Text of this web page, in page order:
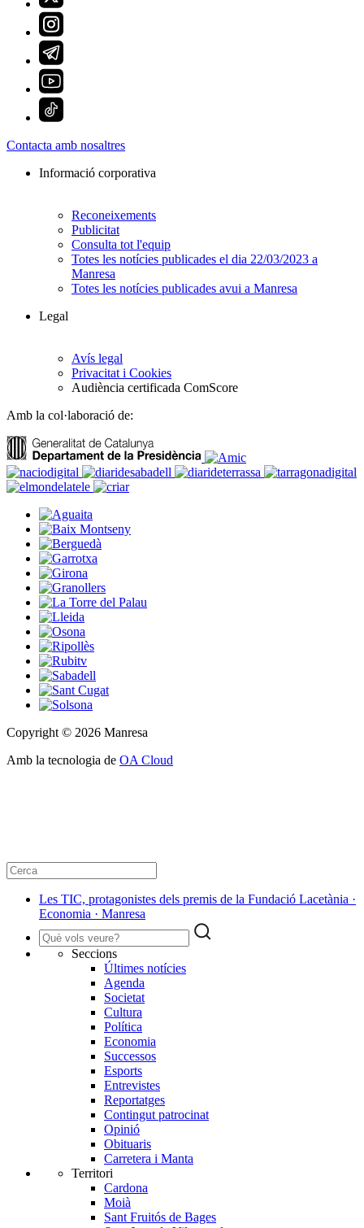
Contacta amb nosaltres
Informació corporativa
Reconeixements
Publicitat
Consulta tot l'equip
Totes les notícies publicades el dia 22/03/2023 a
Manresa
Totes les notícies publicades avui a Manresa
Legal
Avís legal
Privacitat i Cookies
Audiència certificada ComScore
Amb la col·laboració de:
Copyright © 2026 Manresa
Amb la tecnologia de OA Cloud
Les TIC, protagonistes dels premis de la Fundació Lacetània ·
Economia · Manresa
Seccions
Últimes notícies
Agenda
Societat
Cultura
Política
Economia
Successos
Esports
Entrevistes
Reportatges
Contingut patrocinat
Opinió
Obituaris
Carretera i Manta
Territori
Cardona
Moià
Sant Fruitós de Bages